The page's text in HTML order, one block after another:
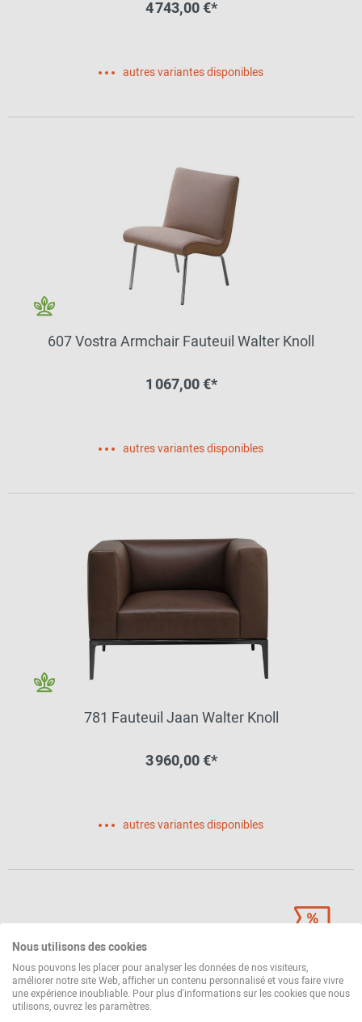
4 743,00 €*
autres variantes disponibles
607 Vostra Armchair Fauteuil Walter Knoll
1 067,00 €*
autres variantes disponibles
781 Fauteuil Jaan Walter Knoll
3 960,00 €*
autres variantes disponibles
Nous utilisons des cookies
Nous pouvons les placer pour analyser les données de nos visiteurs,
améliorer notre site Web, afficher un contenu personnalisé et vous faire vivre
une expérience inoubliable. Pour plus d'informations sur les cookies que nous
utilisons, ouvrez les paramètres.